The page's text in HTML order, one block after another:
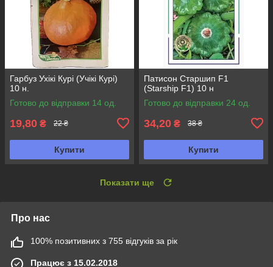
Гарбуз Ухікі Курі (Учікі Курі)
10 н.
Готово до відправки 14 од.
19,80 ₴ 22 ₴
Купити
Патисон Старшип F1
(Starship F1) 10 н
Готово до відправки 24 од.
34,20 ₴ 38 ₴
Купити
Показати ще
Про нас
100% позитивних з 755 відгуків за рік
Працює з 15.02.2018